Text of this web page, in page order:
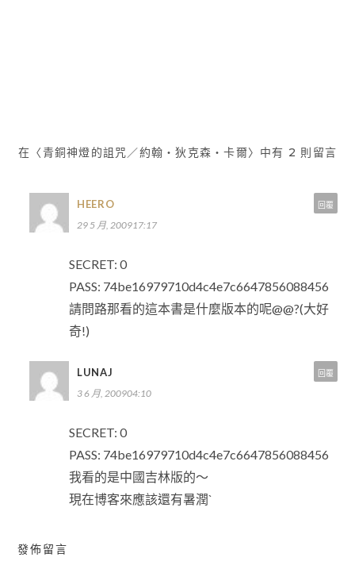
在〈青銅神燈的詛咒／約翰‧狄克森‧卡爾〉中有 2 則留言
HEERO
29 5 月, 200917:17
SECRET: 0
PASS: 74be16979710d4c4e7c6647856088456
請問路那看的這本書是什麼版本的呢@@?(大好
奇!)
回覆
LUNAJ
3 6 月, 200904:10
SECRET: 0
PASS: 74be16979710d4c4e7c6647856088456
我看的是中國吉林版的～
現在博客來應該還有暑潤`
回覆
發佈留言